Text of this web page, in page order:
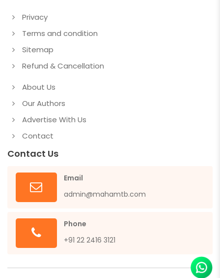
Privacy
Terms and condition
Sitemap
Refund & Cancellation
About Us
Our Authors
Advertise With Us
Contact
Contact Us
Email
admin@mahamtb.com
Phone
+91 22 2416 3121